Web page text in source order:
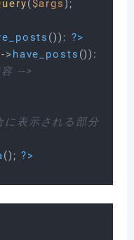
( $args
()): ?>
-> have_posts ()):
-->
表示される部分 -->
(); ?>